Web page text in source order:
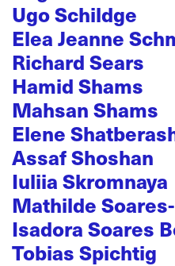
Ugo Schildge
Elea Jeanne
Richard Sears
Hamid Shams
Mahsan Shams
Elene
Assaf Shoshan
Iuliia Skromnaya
Mathilde
Isadora Soares
Tobias Spichtig